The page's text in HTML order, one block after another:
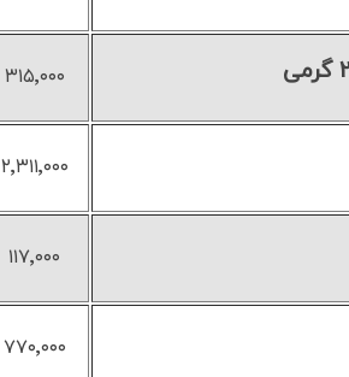
۳۱۵٬۰۰۰
۲٬۳۱۱٬۰۰۰
۱۱۷٬۰۰۰
۷۷۰٬۰۰۰